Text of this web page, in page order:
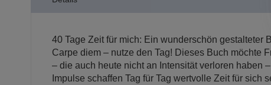
40 Tage Zeit für mich: Ein wunderschön gestalteter
Carpe diem – nutze den Tag! Dieses Buch möchte
– die auch heute nicht an Intensität verloren haben
Impulse schaffen Tag für Tag wertvolle Zeit für